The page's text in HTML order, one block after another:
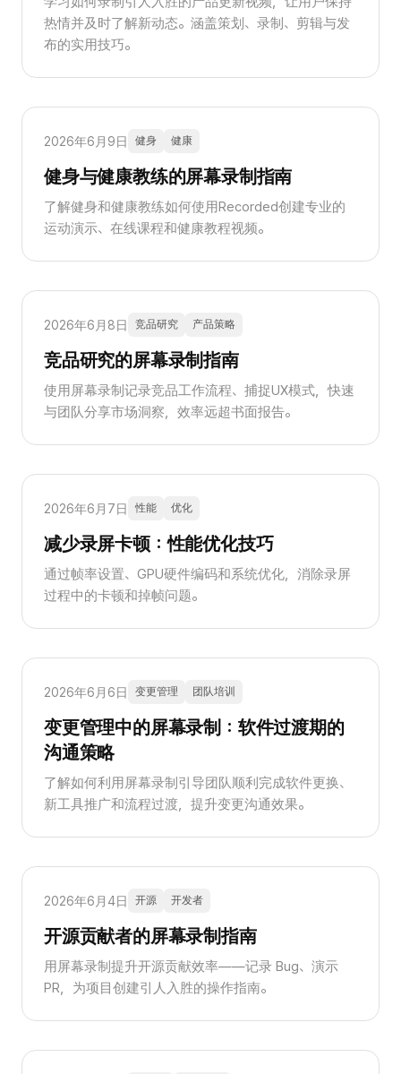
热情并及时了解新动态。涵盖策划、录制、剪辑与发
布的实用技巧。
2026年6月9日 健身 健康
健身与健康教练的屏幕录制指南
了解健身和健康教练如何使用Recorded创建专业的
运动演示、在线课程和健康教程视频。
2026年6月8日 竞品研究 产品策略
竞品研究的屏幕录制指南
使用屏幕录制记录竞品工作流程、捕捉UX模式，快速
与团队分享市场洞察，效率远超书面报告。
2026年6月7日 性能 优化
减少录屏卡顿：性能优化技巧
通过帧率设置、GPU硬件编码和系统优化，消除录屏
过程中的卡顿和掉帧问题。
2026年6月6日 变更管理 团队培训
变更管理中的屏幕录制：软件过渡期的
沟通策略
了解如何利用屏幕录制引导团队顺利完成软件更换、
新工具推广和流程过渡，提升变更沟通效果。
2026年6月4日 开源 开发者
开源贡献者的屏幕录制指南
用屏幕录制提升开源贡献效率——记录 Bug、演示
PR，为项目创建引人入胜的操作指南。